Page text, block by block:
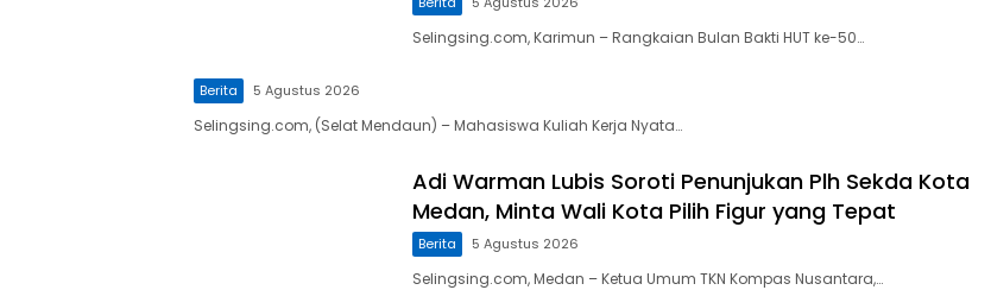
Selingsing.com, Karimun – Rangkaian Bulan Bakti HUT ke-50…
Berita 5 Agustus 2026
Selingsing.com, (Selat Mendaun) – Mahasiswa Kuliah Kerja Nyata…
Adi Warman Lubis Soroti Penunjukan Plh Sekda Kota
Medan, Minta Wali Kota Pilih Figur yang Tepat
Berita 5 Agustus 2026
Selingsing.com, Medan – Ketua Umum TKN Kompas Nusantara,…